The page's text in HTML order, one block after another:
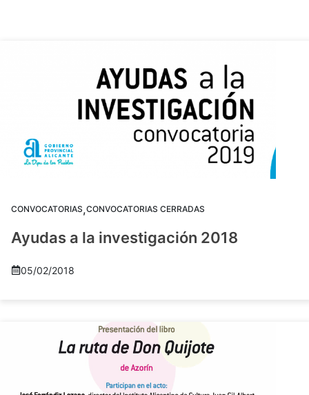
CONVOCATORIAS,CONVOCATORIAS CERRADAS
Ayudas a la investigación 2018
05/02/2018